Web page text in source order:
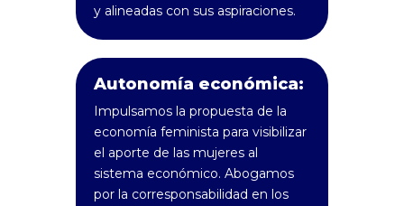
y alineadas con sus aspiraciones.
Autonomía económica:
Impulsamos la propuesta de la
economía feminista para visibilizar
el aporte de las mujeres al
sistema económico. Abogamos
por la corresponsabilidad en los